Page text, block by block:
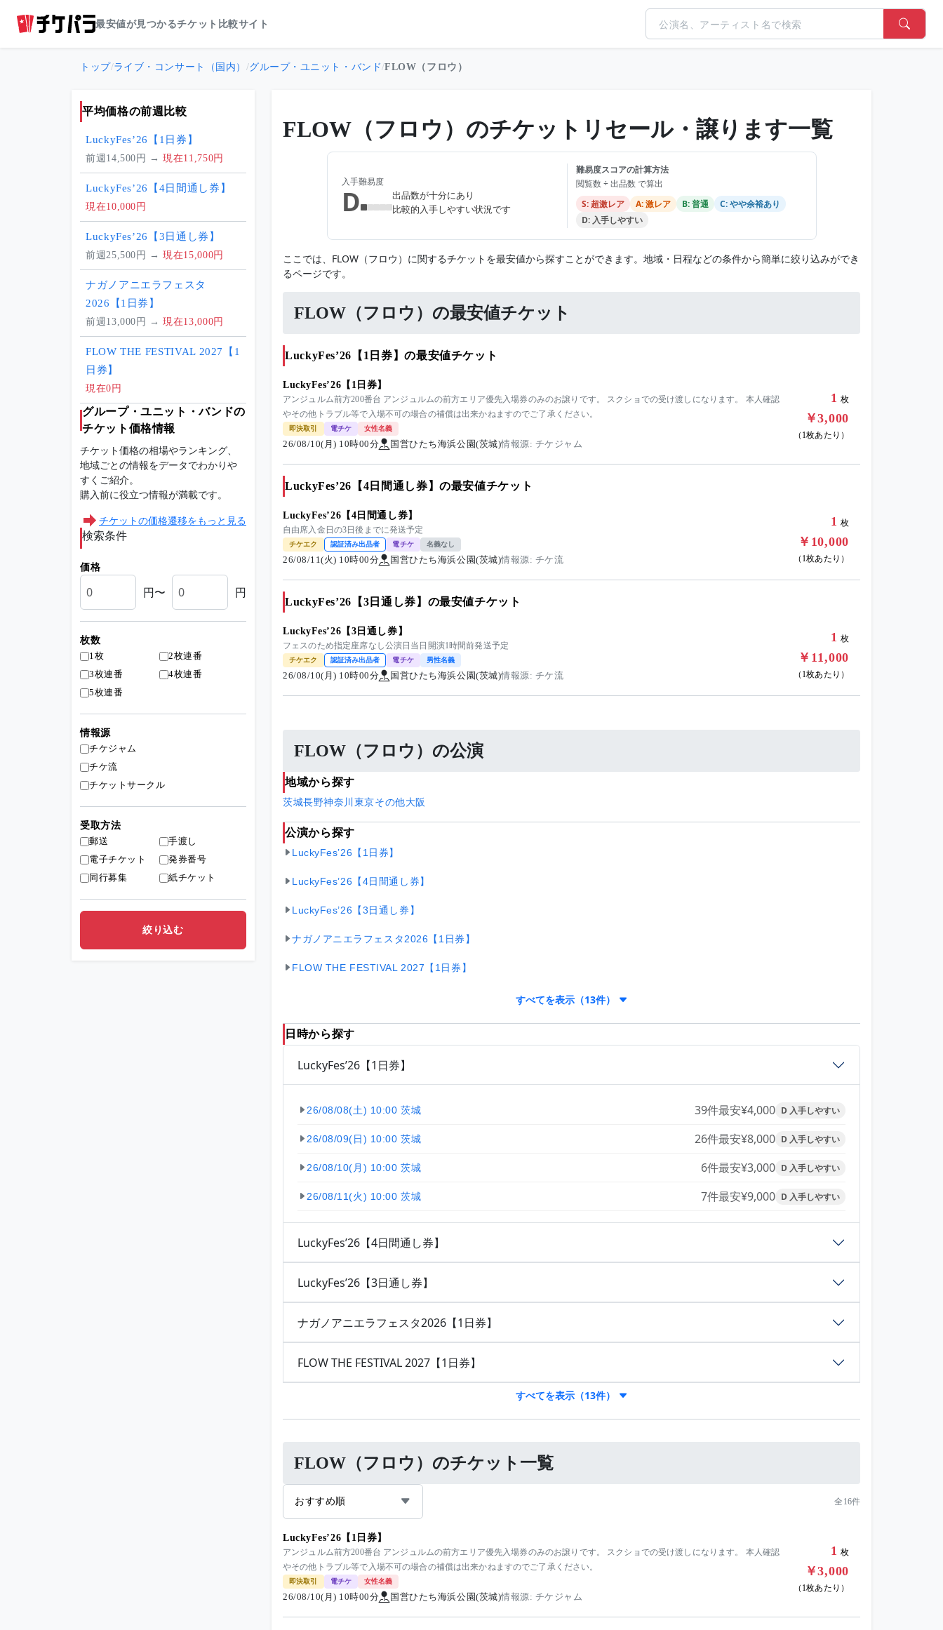
最安値が見つかるチケット比較サイト
トップ/ライブ・コンサート（国内） /グループ・ユニット・バンド/FLOW（フロウ）
FLOW（フロウ）のチケットリセール・譲ります一覧
入手難易度
D
出品数が十分にあり
比較的入手しやすい状況です
難易度スコアの計算方法
閲覧数 ÷ 出品数 で算出
S: 超激レア
A: 激レア B: 普通
C: やや余裕あり
D: 入手しやすい
ここでは、FLOW（フロウ）に関するチケットを最安値から探すことができます。地域・日程などの条件から簡単に絞り込みができ
るページです。
FLOW（フロウ）の最安値チケット
LuckyFes’26【1日券】の最安値チケット
LuckyFes’26【1日券】
アンジュルム前方200番台 アンジュルムの前方エリア優先入場券のみのお譲りです。 スクショでの受け渡しになります。 本人確認
やその他トラブル等で入場不可の場合の補償は出来かねますのでご了承ください。
即決取引 電チケ 女性名義
26/08/10(月) 10時00分 国営ひたち海浜公園(茨城)情報源: チケジャム
1 枚
￥3,000
（1枚あたり）
LuckyFes’26【4日間通し券】の最安値チケット
LuckyFes’26【4日間通し券】
自由席入金日の3日後までに発送予定
チケエク 認証済み出品者 電チケ 名義なし
26/08/11(火) 10時00分 国営ひたち海浜公園(茨城)情報源: チケ流
1 枚
￥10,000
（1枚あたり）
LuckyFes’26【3日通し券】の最安値チケット
LuckyFes’26【3日通し券】
フェスのため指定座席なし公演日当日開演1時間前発送予定
チケエク 認証済み出品者 電チケ 男性名義
26/08/10(月) 10時00分 国営ひたち海浜公園(茨城)情報源: チケ流
1 枚
￥11,000
（1枚あたり）
FLOW（フロウ）の公演
地域から探す
茨城長野神奈川 東京その他大阪
公演から探す
LuckyFes’26【1日券】
LuckyFes’26【4日間通し券】
LuckyFes’26【3日通し券】
ナガノアニエラフェスタ2026【1日券】
FLOW THE FESTIVAL 2027【1日券】
すべてを表示（13件）
日時から探す
LuckyFes’26【1日券】
26/08/08(土) 10:00 茨城 39件最安¥4,000 D 入手しやすい
26/08/09(日) 10:00 茨城 26件最安¥8,000 D 入手しやすい
26/08/10(月) 10:00 茨城 6件最安¥3,000 D 入手しやすい
26/08/11(火) 10:00 茨城 7件最安¥9,000 D 入手しやすい
LuckyFes’26【4日間通し券】
LuckyFes’26【3日通し券】
ナガノアニエラフェスタ2026【1日券】
FLOW THE FESTIVAL 2027【1日券】
すべてを表示（13件）
FLOW（フロウ）のチケット一覧
おすすめ順 全16件
LuckyFes’26【1日券】
アンジュルム前方200番台 アンジュルムの前方エリア優先入場券のみのお譲りです。 スクショでの受け渡しになります。 本人確認
やその他トラブル等で入場不可の場合の補償は出来かねますのでご了承ください。
即決取引 電チケ 女性名義
26/08/10(月) 10時00分 国営ひたち海浜公園(茨城)情報源: チケジャム
1 枚
￥3,000
（1枚あたり）
平均価格の前週比較
LuckyFes’26【1日券】
前週14,500円 → 現在11,750円
LuckyFes’26【4日間通し券】
現在10,000円
LuckyFes’26【3日通し券】
前週25,500円 → 現在15,000円
ナガノアニエラフェスタ
2026【1日券】
前週13,000円 → 現在13,000円
FLOW THE FESTIVAL 2027【1
日券】
現在0円
グループ・ユニット・バンドの
チケット価格情報
チケット価格の相場やランキング、
地域ごとの情報をデータでわかりや
すくご紹介。
購入前に役立つ情報が満載です。
チケットの価格遷移をもっと見る
検索条件
価格
円〜 円
枚数
1枚
2枚連番
3枚連番
4枚連番
5枚連番
情報源
チケジャム
チケ流
チケットサークル
受取方法
郵送
手渡し
電子チケット
発券番号
同行募集
紙チケット